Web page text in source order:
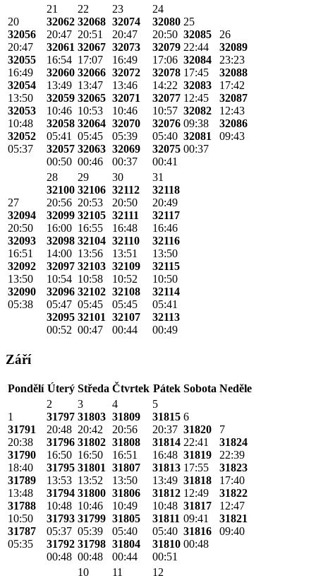
20
32056
20:47
32055
16:49
32054
13:50
32053
10:48
32052
05:37
21
32062
20:47
32061
16:54
32060
13:49
32059
10:46
32058
05:41
32057
00:50
22
32068
20:51
32067
17:07
32066
13:47
32065
10:53
32064
05:45
32063
00:46
23
32074
20:47
32073
16:49
32072
13:46
32071
10:46
32070
05:39
32069
00:37
24
32080
20:50
32079
17:06
32078
14:22
32077
10:57
32076
05:40
32075
00:41
25
32085
22:44
32084
17:45
32083
12:45
32082
09:38
32081
00:37
26
32089
23:23
32088
17:42
32087
12:43
32086
09:43
27
32094
20:50
32093
16:51
32092
13:50
32090
05:38
28
32100
20:56
32099
16:00
32098
14:00
32097
10:54
32096
05:47
32095
00:52
29
32106
20:53
32105
16:55
32104
13:56
32103
10:58
32102
05:45
32101
00:47
30
32112
20:50
32111
16:48
32110
13:51
32109
10:52
32108
05:45
32107
00:44
31
32118
20:49
32117
16:46
32116
13:50
32115
10:50
32114
05:41
32113
00:49
Září
Pondělí Úterý Středa Čtvrtek Pátek Sobota Neděle
1
31791
20:38
31790
18:40
31789
13:48
31788
10:50
31787
05:35
2
31797
20:48
31796
16:50
31795
13:53
31794
10:48
31793
05:37
31792
00:48
3
31803
20:42
31802
16:50
31801
13:52
31800
10:46
31799
05:39
31798
00:48
4
31809
20:56
31808
16:51
31807
13:50
31806
10:49
31805
05:40
31804
00:44
5
31815
20:37
31814
16:48
31813
13:49
31812
10:48
31811
05:40
31810
00:51
6
31820
22:41
31819
17:55
31818
12:49
31817
09:41
31816
00:48
7
31824
22:39
31823
17:40
31822
12:47
31821
09:40
10 11 12